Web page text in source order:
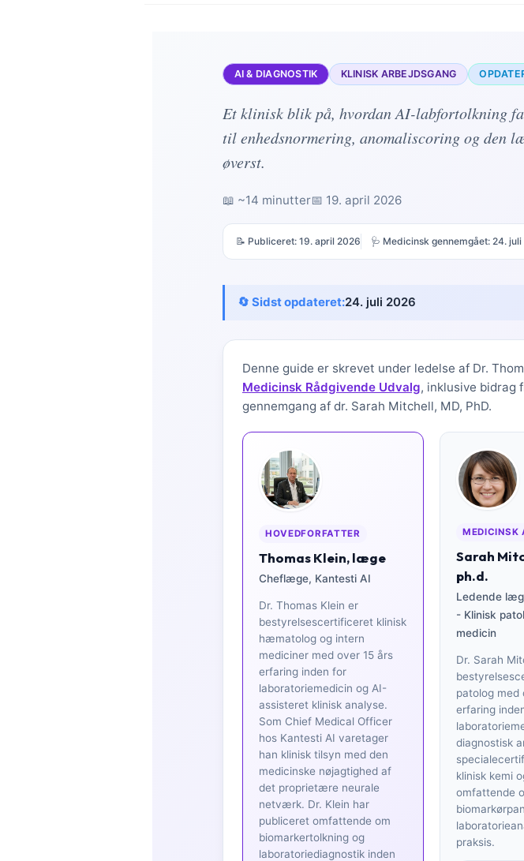
AI & DIAGNOSTIK KLINISK ARBEJDSGANG
Et klinisk blik på, hvordan AI-labfortolkning
til enhedsnormering, anomaliscoring og den
øverst.
📖 ~14 minutter📅 19. april 2026
📝 Publiceret: 19. april 2026 🩺 Medicinsk gennemgået: 24.
🔄 Sidst opdateret:24. juli 2026
Denne guide er skrevet under ledelse af Dr.
Medicinsk Rådgivende Udvalg, inklusive bidrag
gennemgang af dr. Sarah Mitchell, MD, PhD.
HOVEDFORFATTER
Thomas Klein, læge
Cheflæge, Kantesti AI
Dr. Thomas Klein er
bestyrelsescertificeret klinisk
hæmatolog og intern
mediciner med over 15 års
erfaring inden for
laboratoriemedicin og AI-
assisteret klinisk analyse.
Som Chief Medical Officer
hos Kantesti AI varetager
han klinisk tilsyn med den
medicinske nøjagtighed af
det proprietære neurale
netværk. Dr. Klein har
publiceret omfattende om
biomarkertolkning og
laboratoriediagnostik inden
MEDICINSK
Sarah
ph.d.
Ledende
- Klinisk
medicin
Dr. Sarah
patolog med
erfaring
diagnostisk
klinisk kemi
omfattende
praksis.